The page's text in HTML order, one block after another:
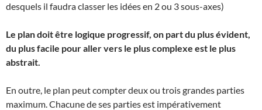
desquels il faudra classer les idées en 2 ou 3 sous-axes)
Le plan doit être logique progressif, on part du plus évident,
du plus facile pour aller vers le plus complexe est le plus
abstrait.
En outre, le plan peut compter deux ou trois grandes parties
maximum. Chacune de ses parties est impérativement